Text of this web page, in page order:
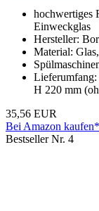
hochwertiges
Einweckglas
Hersteller:
Material:
H 220 mm
35,56 EUR
Bei Amazon kaufen*
Bestseller Nr. 4